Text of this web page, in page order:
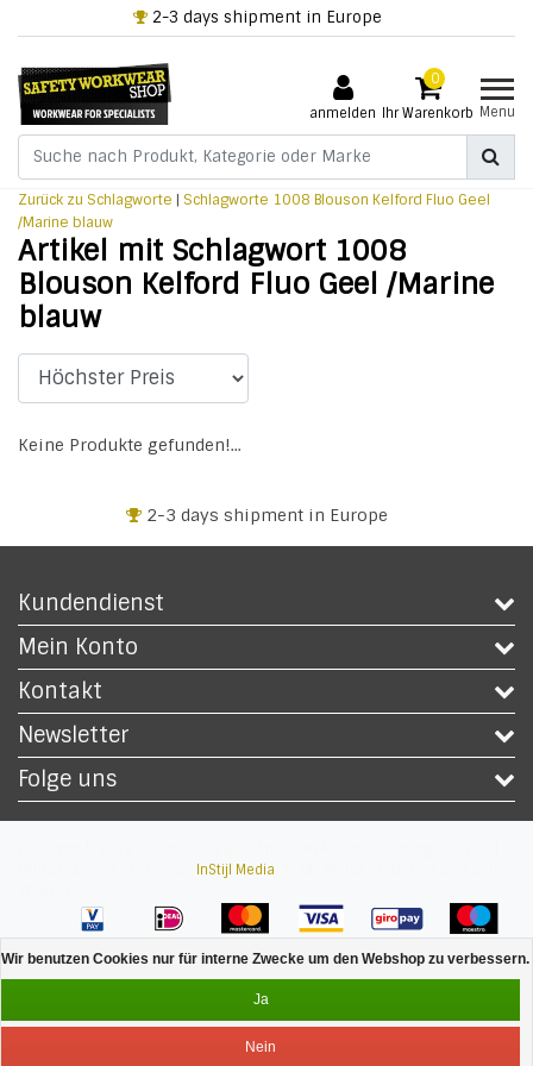
2-3 days shipment in Europe
anmelden
0
Ihr Warenkorb Menu
Zurück zu Schlagworte | Schlagworte 1008 Blouson Kelford Fluo Geel
/Marine blauw
Artikel mit Schlagwort 1008
Blouson Kelford Fluo Geel /Marine
blauw
Keine Produkte gefunden!...
2-3 days shipment in Europe
Kundendienst
Mein Konto
Kontakt
Newsletter
Folge uns
InStijl Media
Wir benutzen Cookies nur für interne Zwecke um den Webshop zu
Ja
Nein